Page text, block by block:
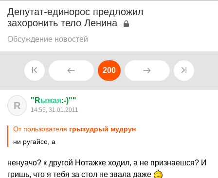
Депутат-единорос предложил
захоронить тело Ленина
Обсуждение новостей
200
R "Rыжая:-)""
14:55, 31.01.2011
От пользователя грызудрый мудрун
ни ругайсо, а
ненуачо? к другой Нотажке ходил, а не признаешся? И
гришь, что я тебя за стол не звала даже